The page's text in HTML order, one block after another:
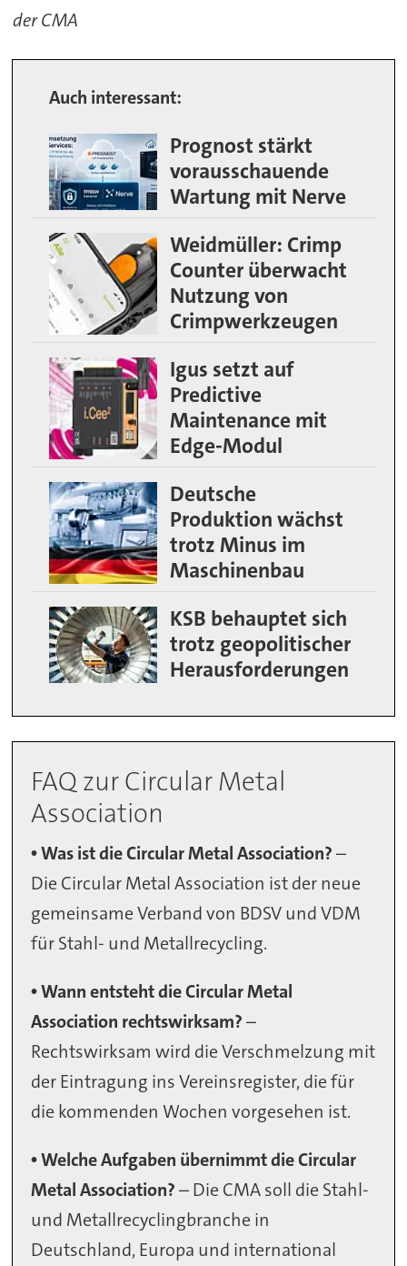
der CMA
Auch interessant:
Prognost stärkt
vorausschauende
Wartung mit Nerve
Weidmüller: Crimp
Counter überwacht
Nutzung von
Crimpwerkzeugen
Igus setzt auf
Predictive
Maintenance mit
Edge-Modul
Deutsche
Produktion wächst
trotz Minus im
Maschinenbau
KSB behauptet sich
trotz geopolitischer
Herausforderungen
FAQ zur Circular Metal
Association
• Was ist die Circular Metal Association?–
Die Circular Metal Association ist der neue
gemeinsame Verband von BDSV und VDM
für Stahl- und Metallrecycling.
• Wann entsteht die Circular Metal
Association rechtswirksam?–
Rechtswirksam wird die Verschmelzung mit
der Eintragung ins Vereinsregister, die für
die kommenden Wochen vorgesehen ist.
• Welche Aufgaben übernimmt die Circular
Metal Association?– Die CMA soll die Stahl-
und Metallrecyclingbranche in
Deutschland, Europa und international